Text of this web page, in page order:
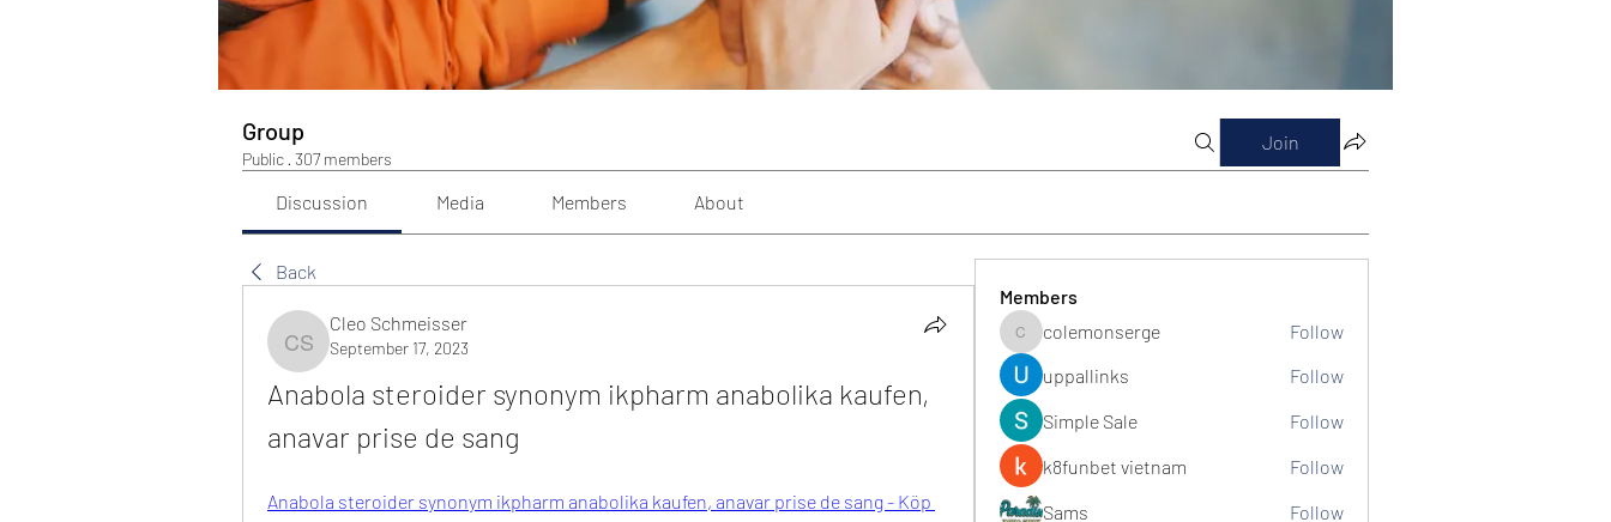
Group
Public · 307 members
Join
Discussion Media Members About
Back
Cleo Schmeisser
Cleo Schmeisser
September 17, 2023
Anabola steroider synonym ikpharm anabolika kaufen,
anavar prise de sang
Anabola steroider synonym ikpharm anabolika kaufen, anavar prise de sang - Köp
Members
colemonserge
colemonserge
Follow
uppallinks
Follow
Simple Sale
Follow
k8funbet vietnam
Follow
Sams
Follow